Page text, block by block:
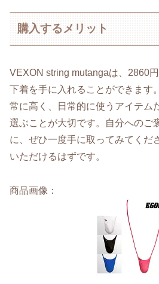
購入するメリット
VEXON string mutangaは、2860
下着を手に入れることができます
常に高く、日常的に使うアイテム
選ぶことが大切です。自分へのご
に、ぜひ一度手に取ってみてくだ
いただけるはずです。
商品画像：